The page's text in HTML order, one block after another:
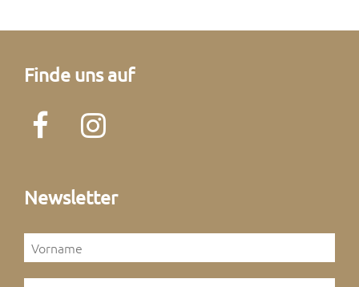
Finde uns auf
Newsletter